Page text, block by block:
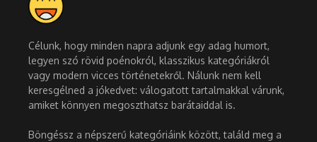
Célunk, hogy minden napra adjunk egy adag humort,
legyen szó rövid poénokról, klasszikus kategóriákról
vagy modern vicces történetekről. Nálunk nem kell
keresgélned a jókedvet: válogatott tartalmakkal várunk,
amiket könnyen megoszthatsz barátaiddal is.
Böngéssz a népszerű kategóriáink között, találd meg a